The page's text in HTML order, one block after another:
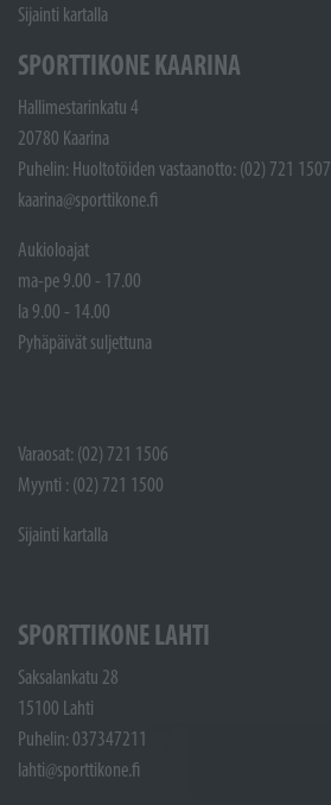
Sijainti kartalla
SPORTTIKONE KAARINA
Hallimestarinkatu 4
20780 Kaarina
Puhelin: Huoltotöiden vastaanotto: (02) 721 1507
kaarina@sporttikone.fi
Aukioloajat
ma-pe 9.00 - 17.00
la 9.00 - 14.00
Pyhäpäivät suljettuna
Varaosat: (02) 721 1506
Myynti : (02) 721 1500
Sijainti kartalla
SPORTTIKONE LAHTI
Saksalankatu 28
15100 Lahti
Puhelin: 037347211
lahti@sporttikone.fi